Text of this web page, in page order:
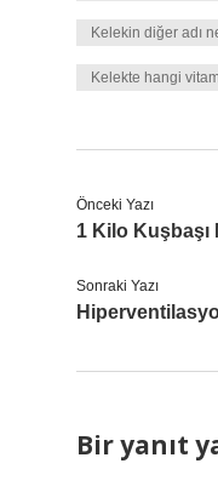
Kelekin diğer adı
Kelekte hangi
Önceki Yazı
1 Kilo Kuşbaşı
Sonraki Yazı
Bir yanıt